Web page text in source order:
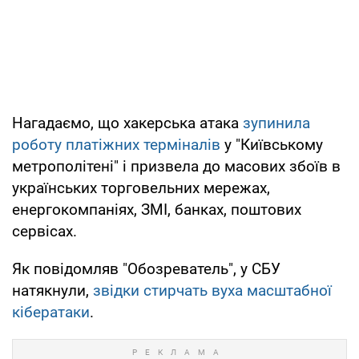
Нагадаємо, що хакерська атака зупинила
роботу платіжних терміналів у "Київському
метрополітені" і призвела до масових збоїв в
українських торговельних мережах,
енергокомпаніях, ЗМІ, банках, поштових
сервісах.
Як повідомляв "Обозреватель", у СБУ
натякнули, звідки стирчать вуха масштабної
кібератаки.